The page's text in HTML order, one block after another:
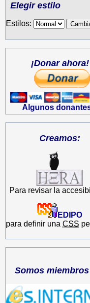
Elegir estilo
Estilos:
¡Donar ahora!
Algunos
Creamos:
Para revisar la
EDIPO
para definir unaCSS
Somos